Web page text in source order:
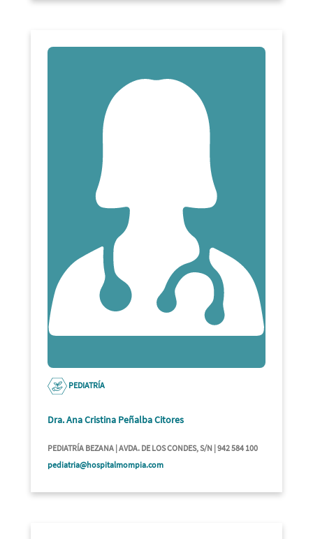
PEDIATRÍA
Dra. Ana Cristina Peñalba Citores
PEDIATRÍA BEZANA | AVDA. DE LOS CONDES, S/N | 942 584 100
pediatria@hospitalmompia.com